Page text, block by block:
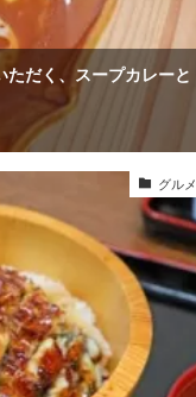
ただく、スープカレーと
グルメ